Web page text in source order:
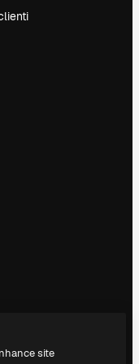
site